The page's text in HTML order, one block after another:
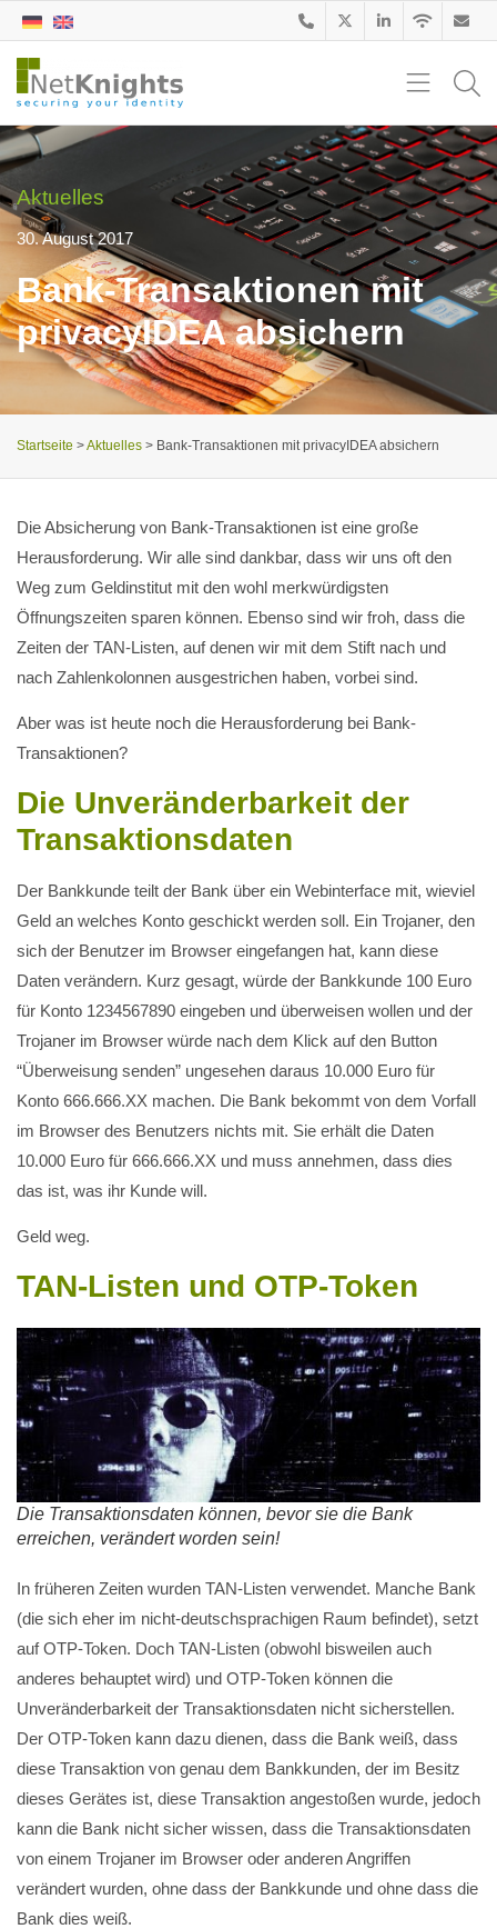
Aktuelles
30. August 2017
Bank-Transaktionen mit
privacyIDEA absichern
Startseite >Aktuelles > Bank-Transaktionen mit privacyIDEA absichern
Die Absicherung von Bank-Transaktionen ist eine große
Herausforderung. Wir alle sind dankbar, dass wir uns oft den
Weg zum Geldinstitut mit den wohl merkwürdigsten
Öffnungszeiten sparen können. Ebenso sind wir froh, dass die
Zeiten der TAN-Listen, auf denen wir mit dem Stift nach und
nach Zahlenkolonnen ausgestrichen haben, vorbei sind.
Aber was ist heute noch die Herausforderung bei Bank-
Transaktionen?
Die Unveränderbarkeit der
Transaktionsdaten
Der Bankkunde teilt der Bank über ein Webinterface mit, wieviel
Geld an welches Konto geschickt werden soll. Ein Trojaner, den
sich der Benutzer im Browser eingefangen hat, kann diese
Daten verändern. Kurz gesagt, würde der Bankkunde 100 Euro
für Konto 1234567890 eingeben und überweisen wollen und der
Trojaner im Browser würde nach dem Klick auf den Button
“Überweisung senden” ungesehen daraus 10.000 Euro für
Konto 666.666.XX machen. Die Bank bekommt von dem Vorfall
im Browser des Benutzers nichts mit. Sie erhält die Daten
10.000 Euro für 666.666.XX und muss annehmen, dass dies
das ist, was ihr Kunde will.
Geld weg.
TAN-Listen und OTP-Token
Die Transaktionsdaten können, bevor sie die Bank
erreichen, verändert worden sein!
In früheren Zeiten wurden TAN-Listen verwendet. Manche Bank
(die sich eher im nicht-deutschsprachigen Raum befindet), setzt
auf OTP-Token. Doch TAN-Listen (obwohl bisweilen auch
anderes behauptet wird) und OTP-Token können die
Unveränderbarkeit der Transaktionsdaten nicht sicherstellen.
Der OTP-Token kann dazu dienen, dass die Bank weiß, dass
diese Transaktion von genau dem Bankkunden, der im Besitz
dieses Gerätes ist, diese Transaktion angestoßen wurde, jedoch
kann die Bank nicht sicher wissen, dass die Transaktionsdaten
von einem Trojaner im Browser oder anderen Angriffen
verändert wurden, ohne dass der Bankkunde und ohne dass die
Bank dies weiß.